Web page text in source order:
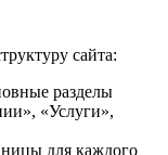
сайта:
разделы
«Услуги»,
для каждого